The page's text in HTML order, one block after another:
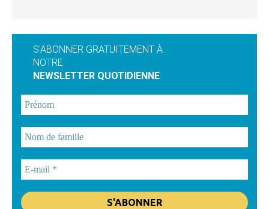
S'ABONNER GRATUITEMENT À
NOTRE
NEWSLETTER QUOTIDIENNE